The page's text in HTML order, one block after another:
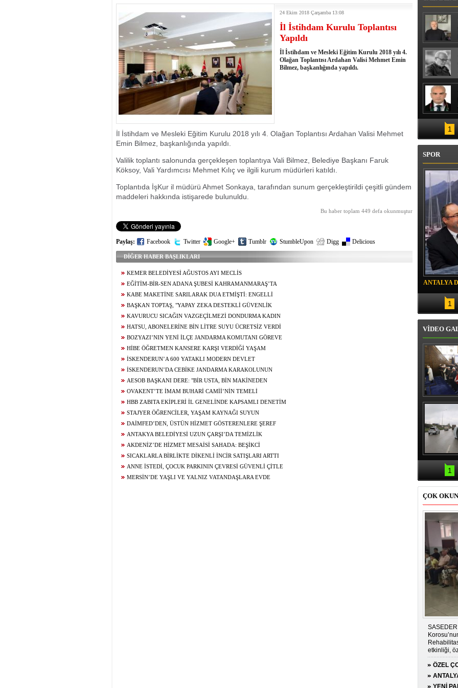
GÖRDÜ
24 Ekim 2018 Çarşamba 13:08
İl İstihdam Kurulu Toplantısı
Yapıldı
İl İstihdam ve Mesleki Eğitim Kurulu 2018 yılı 4.
Olağan Toplantısı Ardahan Valisi Mehmet Emin
Bilmez, başkanlığında yapıldı.
İl İstihdam ve Mesleki Eğitim Kurulu 2018 yılı 4. Olağan Toplantısı Ardahan Valisi Mehmet
Emin Bilmez, başkanlığında yapıldı.
Valilik toplantı salonunda gerçekleşen toplantıya Vali Bilmez, Belediye Başkanı Faruk
Köksoy, Vali Yardımcısı Mehmet Kılıç ve ilgili kurum müdürleri katıldı.
Toplantıda İşKur il müdürü Ahmet Sonkaya, tarafından sunum gerçekleştirildi çeşitli gündem
maddeleri hakkında istişarede bulunuldu.
Bu haber toplam 449 defa okunmuştur
Paylaş: Facebook Twitter Google+ Tumblr StumbleUpon Digg Delicious
DİĞER HABER BAŞLIKLARI
KEMER BELEDİYESİ AĞUSTOS AYI MECLİS
TOPLANTISINDA ARAÇ FİLOSUNUN GÜÇLENDİRİLMESİNE
YÖNELİK KARARLAR ALINDI
EĞİTİM-BİR-SEN ADANA ŞUBESİ KAHRAMANMARAŞ’TA
TEMASLARDA BULUNDU
KABE MAKETİNE SARILARAK DUA ETMİŞTİ: ENGELLİ
GENCİN UMRE HAYALİ GERÇEK OLUYOR
BAŞKAN TOPTAŞ, "YAPAY ZEKA DESTEKLİ GÜVENLİK
KAMERALARIMIZLA PARKLARIMIZIN TAMAMINI İZLENEBİLİR
HALE GETİRİYORUZ"
KAVURUCU SICAĞIN VAZGEÇİLMEZİ DONDURMA KADIN
USTALARIN ELİNDE LEZZET BULUYOR
HATSU, ABONELERİNE BİN LİTRE SUYU ÜCRETSİZ VERDİ
BOZYAZI’NIN YENİ İLÇE JANDARMA KOMUTANI GÖREVE
BAŞLADI
HİBE ÖĞRETMEN KANSERE KARŞI VERDİĞİ YAŞAM
MÜCADELESİNİ KAYBETTİ
İSKENDERUN’A 600 YATAKLI MODERN DEVLET
HASTANESİ YÜKSELİYOR
İSKENDERUN’DA CEBİKE JANDARMA KARAKOLUNUN
YAPIMINDA SONA GELİNDİ
AESOB BAŞKANI DERE: "BİR USTA, BİN MAKİNEDEN
DEĞERLİDİR"
OVAKENT’TE İMAM BUHARİ CAMİİ’NİN TEMELİ
DUALARLA ATILDI
HBB ZABITA EKİPLERİ İL GENELİNDE KAPSAMLI DENETİM
GERÇEKLEŞTİRDİ
STAJYER ÖĞRENCİLER, YAŞAM KAYNAĞI SUYUN
YOLCULUĞUNU YERİNDE İNCELEDİ
DAİMFED’DEN, ÜSTÜN HİZMET GÖSTERENLERE ŞEREF
BELGESİ
ANTAKYA BELEDİYESİ UZUN ÇARŞI’DA TEMİZLİK
ÇALIŞMASI GERÇEKLEŞTİRDİ
AKDENİZ’DE HİZMET MESAİSİ SAHADA: BEŞİKCİ
MAHALLE SAKİNLERİYLE BULUŞTU
SICAKLARLA BİRLİKTE DİKENLİ İNCİR SATIŞLARI ARTTI
ANNE İSTEDİ, ÇOCUK PARKININ ÇEVRESİ GÜVENLİ ÇİTLE
ÇEVRİLDİ
MERSİN’DE YAŞLI VE YALNIZ VATANDAŞLARA EVDE
1
SPOR
ANTALYA
DRON
1
VİDEO
Erbaş,
Veli
teravih
1
ÇOK
etkinliği,
duygu
ÖZEL
YENİ